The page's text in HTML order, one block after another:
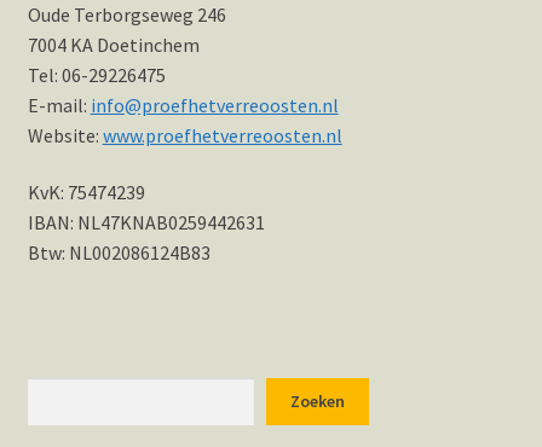
Hotspots en blogs
UIT-agenda
Oude Terborgseweg 246
7004 KA Doetinchem
Tel: 06-29226475
E-mail: info@proefhetverreoosten.nl
Website: www.proefhetverreoosten.nl
KvK: 75474239
IBAN: NL47KNAB0259442631
Btw: NL002086124B83
Zoeken